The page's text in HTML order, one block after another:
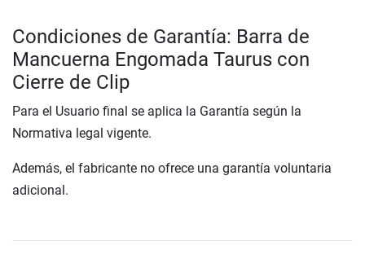
Condiciones de Garantía: Barra de
Mancuerna Engomada Taurus con
Cierre de Clip
Para el Usuario final se aplica la Garantía según la
Normativa legal vigente.
Además, el fabricante no ofrece una garantía voluntaria
adicional.